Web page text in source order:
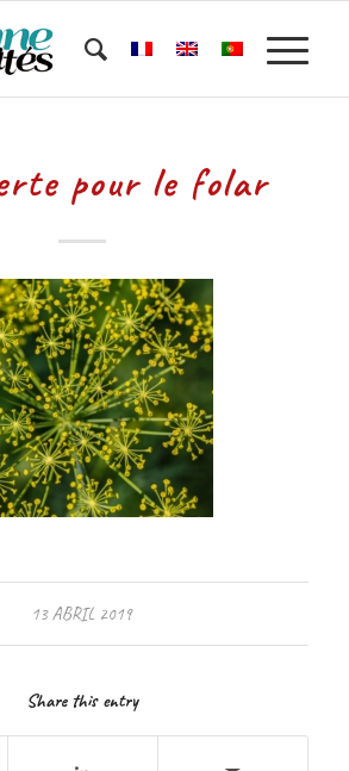
pour le folar
13 ABRIL 2019
Share this entry